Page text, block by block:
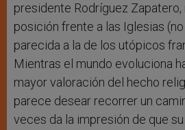
presidente Rodríguez
posición frente a las Iglesias
parecida a la de los utópicos
Mientras el mundo evoluciona
mayor valoración del hecho
parece desear recorrer un
veces da la impresión de que